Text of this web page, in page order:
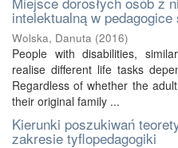
intelektualną w pedagogice
Wolska, Danuta (2016)
People with disabilities,
realise different life tasks
Regardless of whether the
their original family ...
Kierunki poszukiwań
zakresie tyflopedagogiki